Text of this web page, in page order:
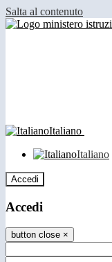
Salta al contenuto
Italiano
Italiano
Accedi
Accedi
button close ×